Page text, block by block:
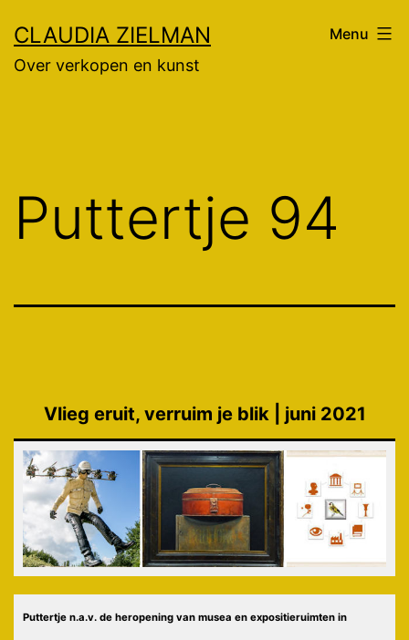
naar
de
CLAUDIA ZIELMAN
Over verkopen en kunst
Menu
Puttertje 94
Vlieg eruit, verruim je blik | juni 2021
Puttertje n.a.v. de heropening van musea en expositieruimten in